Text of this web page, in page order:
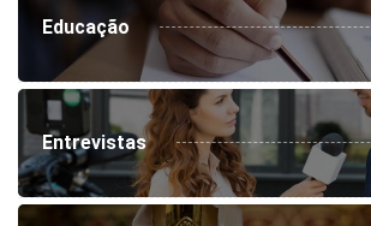
Educação
Entrevistas